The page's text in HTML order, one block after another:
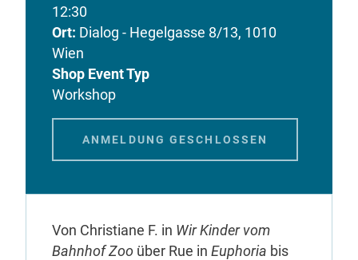
12:30
Ort Dialog - Hegelgasse 8/13, 1010
Wien
Shop Event Typ
Workshop
ANMELDUNG GESCHLOSSEN
Von Christiane F. in Wir Kinder vom
Bahnhof Zoo über Rue in Euphoria bis